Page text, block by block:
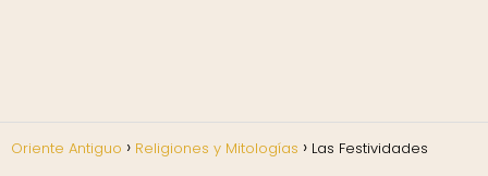
Oriente Antiguo Religiones y Mitologías Las Festividades